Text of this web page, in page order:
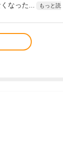
なった...
もっと読